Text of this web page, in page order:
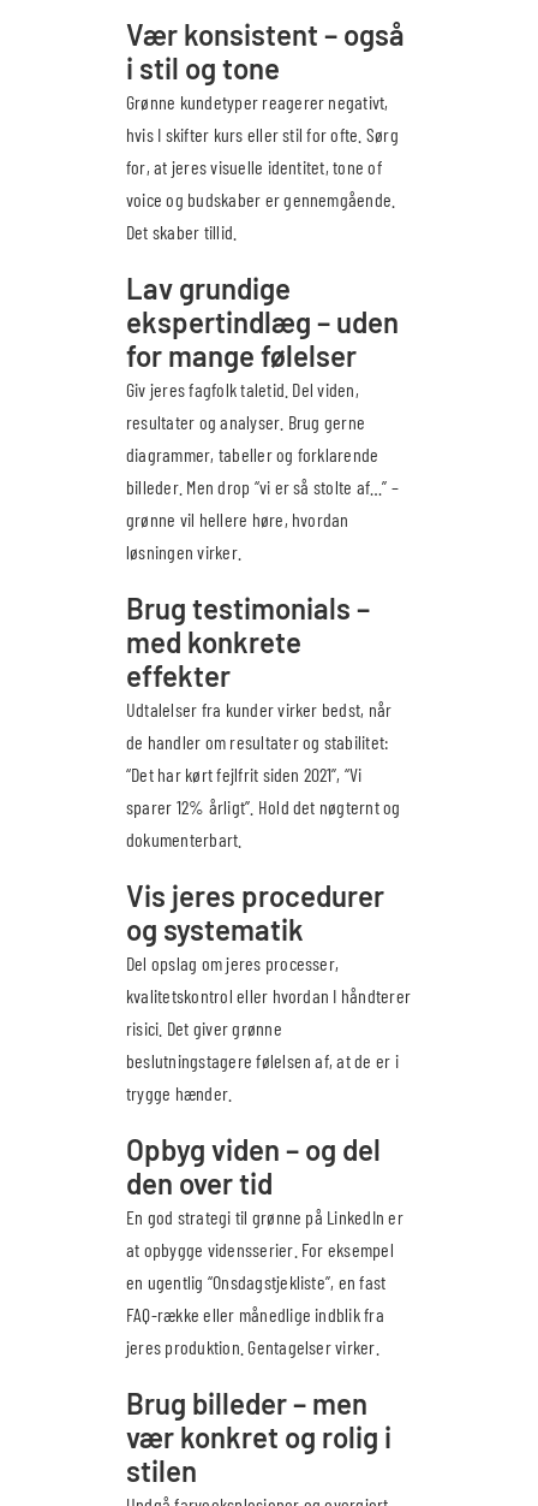
Vær konsistent – også
i stil og tone
Grønne kundetyper reagerer negativt,
hvis I skifter kurs eller stil for ofte. Sørg
for, at jeres visuelle identitet, tone of
voice og budskaber er gennemgående.
Det skaber tillid.
Lav grundige
ekspertindlæg – uden
for mange følelser
Giv jeres fagfolk taletid. Del viden,
resultater og analyser. Brug gerne
diagrammer, tabeller og forklarende
billeder. Men drop “vi er så stolte af…” –
grønne vil hellere høre, hvordan
løsningen virker.
Brug testimonials –
med konkrete
effekter
Udtalelser fra kunder virker bedst, når
de handler om resultater og stabilitet:
“Det har kørt fejlfrit siden 2021”, “Vi
sparer 12% årligt”. Hold det nøgternt og
dokumenterbart.
Vis jeres procedurer
og systematik
Del opslag om jeres processer,
kvalitetskontrol eller hvordan I håndterer
risici. Det giver grønne
beslutningstagere følelsen af, at de er i
trygge hænder.
Opbyg viden – og del
den over tid
En god strategi til grønne på LinkedIn er
at opbygge vidensserier. For eksempel
en ugentlig “Onsdagstjekliste”, en fast
FAQ-række eller månedlige indblik fra
jeres produktion. Gentagelser virker.
Brug billeder – men
vær konkret og rolig i
stilen